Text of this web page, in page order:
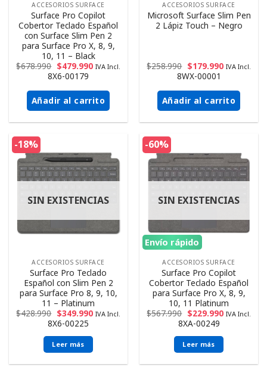
ACCESORIOS SURFACE
Surface Pro Copilot
Cobertor Teclado Español
con Surface Slim Pen 2
para Surface Pro X, 8, 9,
10, 11 – Black
$678.990 $479.990 IVA Incl.
8X6-00179
Añadir al carrito
ACCESORIOS SURFACE
Microsoft Surface Slim Pen
2 Lápiz Touch – Negro
$258.990 $179.990 IVA Incl.
8WX-00001
Añadir al carrito
-18%
SIN EXISTENCIAS
ACCESORIOS SURFACE
Surface Pro Teclado
Español con Slim Pen 2
para Surface Pro 8, 9, 10,
11 – Platinum
$428.990 $349.990 IVA Incl.
8X6-00225
Leer más
-60%
Envío rápido
SIN EXISTENCIAS
ACCESORIOS SURFACE
Surface Pro Copilot
Cobertor Teclado Español
para Surface Pro X, 8, 9,
10, 11 Platinum
$567.990 $229.990 IVA Incl.
‎8XA-00249
Leer más